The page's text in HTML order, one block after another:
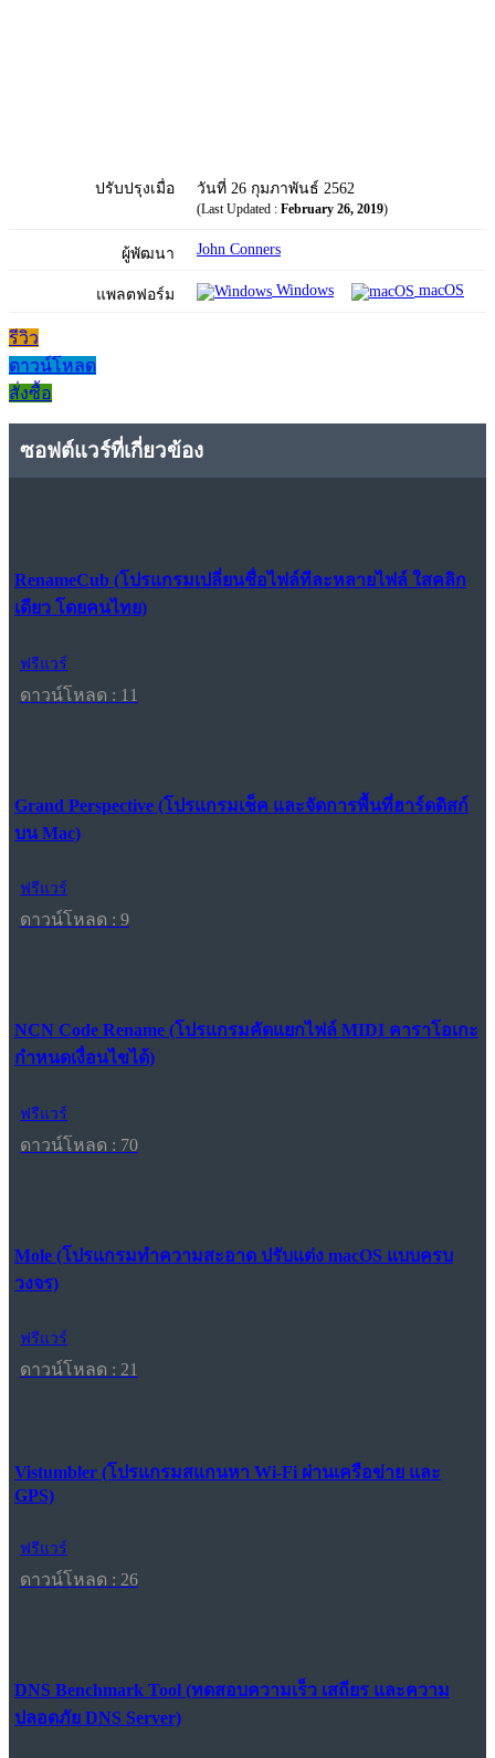
ปรับปรุงเมื่อ วันที่ 26 กุมภาพันธ์ 2562
(Last Updated : February 26, 2019)
ผู้พัฒนา John Conners
แพลตฟอร์ม Windows macOS
รีวิว
ดาวน์โหลด
สั่งซื้อ
ซอฟต์แวร์ที่เกี่ยวข้อง
RenameCub (โปรแกรมเปลี่ยนชื่อไฟล์ทีละหลายไฟล์ ใสคลิก
เดียว โดยคนไทย)
ฟรีแวร์
ดาวน์โหลด : 11
Grand Perspective (โปรแกรมเช็ค และจัดการพื้นที่ฮาร์ดดิสก์
บน Mac)
ฟรีแวร์
ดาวน์โหลด : 9
NCN Code Rename (โปรแกรมคัดแยกไฟล์ MIDI คาราโอเกะ
กำหนดเงื่อนไขได้)
ฟรีแวร์
ดาวน์โหลด : 70
Mole (โปรแกรมทำความสะอาด ปรับแต่ง macOS แบบครบ
วงจร)
ฟรีแวร์
ดาวน์โหลด : 21
Vistumbler (โปรแกรมสแกนหา Wi-Fi ผ่านเครือข่าย และ
GPS)
ฟรีแวร์
ดาวน์โหลด : 26
DNS Benchmark Tool (ทดสอบความเร็ว เสถียร และความ
ปลอดภัย DNS Server)